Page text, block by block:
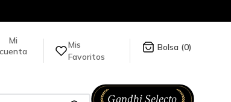
de títulos en nuestra tienda en línea.
Mis
Favoritos
0